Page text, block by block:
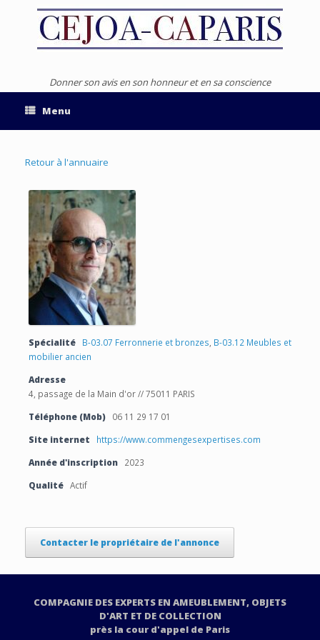
Donner son avis en son honneur et en sa conscience
Menu
Retour à l'annuaire
Spécialité B-03.07 Ferronnerie et bronzes B-03.12 Meubles et
mobilier ancien
Adresse
4, passage de la Main d'or // 75011 PARIS
Téléphone (Mob)
06 11 29 17 01
Site internet
https://www.commengesexpertises.com
Année d'inscription
2023
Qualité Actif
Contacter le propriétaire de l'annonce
COMPAGNIE DES EXPERTS EN AMEUBLEMENT, OBJETS
D'ART ET DE COLLECTION
près la cour d'appel de Paris